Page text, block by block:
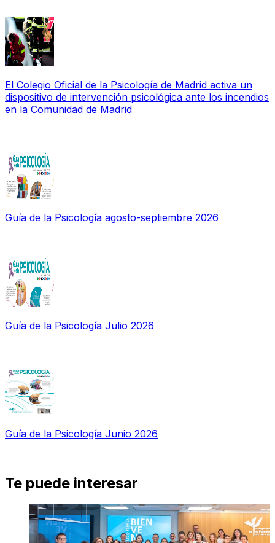
El Colegio Oficial de la Psicología de Madrid activa un
dispositivo de intervención psicológica ante los incendios
en la Comunidad de Madrid
Guía de la Psicología agosto-septiembre 2026
Guía de la Psicología Julio 2026
Guía de la Psicología Junio 2026
Te puede interesar